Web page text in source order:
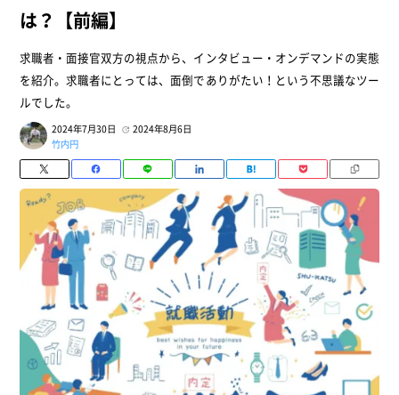
は？【前編】
求職者・面接官双方の視点から、インタビュー・オンデマンドの実態
を紹介。求職者にとっては、面倒でありがたい！という不思議なツー
ルでした。
2024年7月30日
2024年8月6日
竹内円